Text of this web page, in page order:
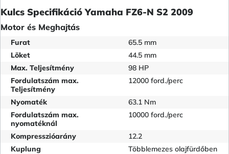
Kulcs Specifikáció Yamaha FZ6-N S2 2009
Motor és Meghajtás
Furat
65.5 mm
Löket
44.5 mm
Max. Teljesítmény
98 HP
Fordulatszám max.
Teljesítmény
12000 ford./perc
Nyomaték
63.1 Nm
Fordulatszám max.
nyomatéknál
10000 ford./perc
Kompresszióarány
12.2
Kuplung
Többlemezes olajfürdőben